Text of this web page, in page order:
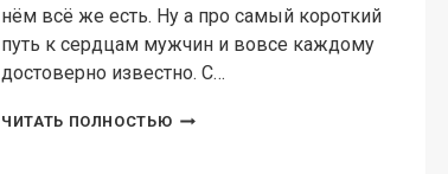
нём всё же есть. Ну а про самый короткий
путь к сердцам мужчин и вовсе каждому
достоверно известно. С…
ЧИТАТЬ ПОЛНОСТЬЮ ВКУСНАЯ